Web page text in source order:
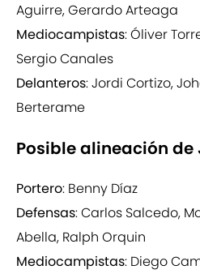
Aguirre, Gerardo Arteaga
Mediocampistas: Óliver
Sergio Canales
Delanteros: Jordi Cortizo,
Berterame
Posible alineación de
Portero: Benny Díaz
Defensas: Carlos Salcedo,
Abella, Ralph Orquin
Mediocampistas: Diego